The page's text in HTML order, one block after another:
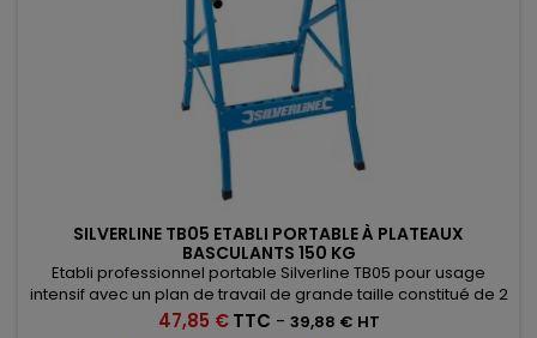
SILVERLINE TB05 ETABLI PORTABLE À PLATEAUX
BASCULANTS 150 KG
Etabli professionnel portable Silverline TB05 pour usage
intensif avec un plan de travail de grande taille constitué de 2
plateaux de 605x120mm inclinables à 0°, 45° et 90°
Prix
47,85 € TTC - 39,88 € HT